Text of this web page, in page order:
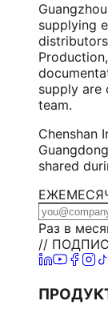
supplying
supply are
team.
Chenshan
shared
Раз в
//